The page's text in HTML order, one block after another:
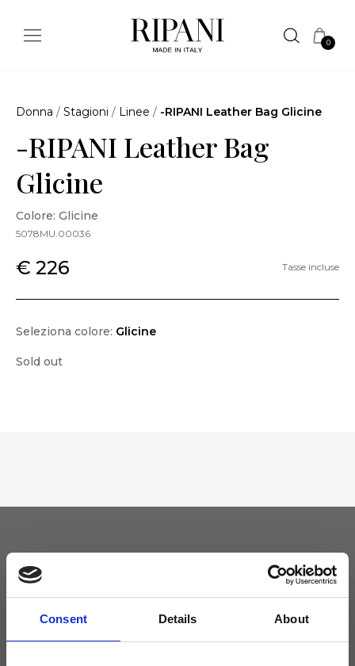
Consent Details About
0
Donna / Stagioni / Linee / -RIPANI Leather Bag Glicine
-RIPANI Leather Bag
Glicine
Colore: Glicine
5078MU.00036
€ 226 Tasse incluse
Seleziona colore: Glicine
Sold out
Tieniti aggiornato
Non perdere le novità di Ripani, iscriviti alla newsletter!